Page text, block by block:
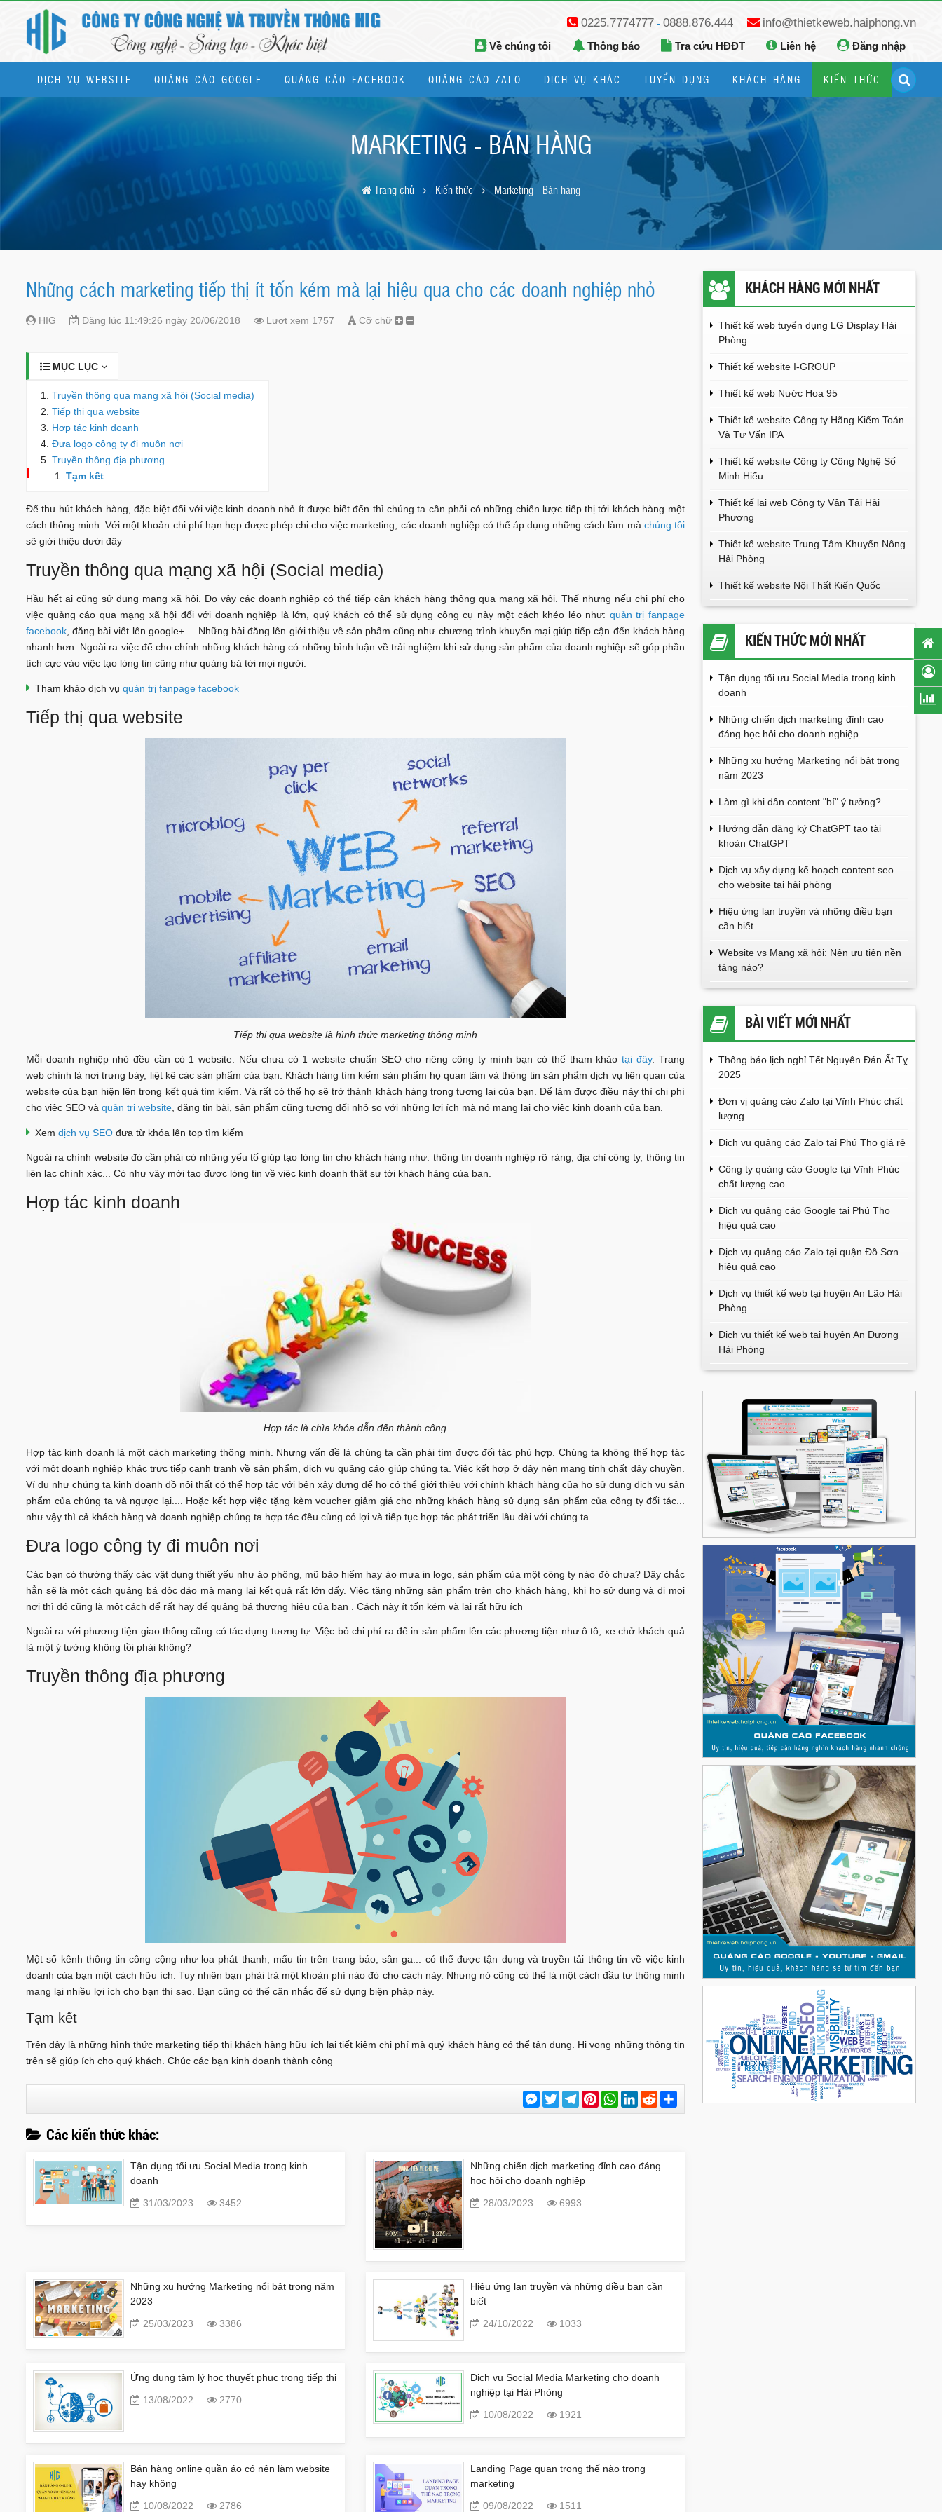
0225.7774777 - 0888.876.444 info@thietkeweb.haiphong.vn
Về chúng tôi Thông báo Tra cứu HĐĐT Liên hệ Đăng nhập
DỊCH VỤ WEBSITE QUẢNG CÁO GOOGLE QUẢNG CÁO FACEBOOK QUẢNG CÁO ZALO DỊCH VỤ KHÁC TUYỂN DỤNG KHÁCH HÀNG KIẾN THỨC
MARKETING - BÁN HÀNG
Trang chủ Kiến thức Marketing - Bán hàng
Những cách marketing tiếp thị ít tốn kém mà lại hiệu qua cho các doanh nghiệp nhỏ
HIG Đăng lúc 11:49:26 ngày 20/06/2018 Lượt xem 1757 Cỡ chữ
MỤC LỤC
Truyền thông qua mạng xã hội (Social media)
Tiếp thị qua website
Hợp tác kinh doanh
Đưa logo công ty đi muôn nơi
Truyền thông địa phương
Tạm kết
Để thu hút khách hàng, đặc biệt đối với việc kinh doanh nhỏ ít được biết đến thì chúng ta cần phải có những chiến lược tiếp thị tới khách hàng một
cách thông minh. Với một khoản chi phí hạn hẹp được phép chi cho việc marketing, các doanh nghiệp có thể áp dụng những cách làm mà chúng tôi
sẽ giới thiệu dưới đây
Truyền thông qua mạng xã hội (Social media)
Hầu hết ai cũng sử dụng mạng xã hội. Do vậy các doanh nghiệp có thể tiếp cận khách hàng thông qua mạng xã hội. Thế nhưng nếu chi phí cho
việc quảng cáo qua mạng xã hội đối với doanh nghiệp là lớn, quý khách có thể sử dụng công cụ này một cách khéo léo như: quản trị fanpage
facebook , đăng bài viết lên google+ ... Những bài đăng lên giới thiệu về sản phẩm cũng như chương trình khuyến mại giúp tiếp cận đến khách hàng
nhanh hơn. Ngoài ra việc để cho chính những khách hàng có những bình luận về trải nghiệm khi sử dụng sản phẩm của doanh nghiệp sẽ góp phần
tích cực vào việc tạo lòng tin cũng như quảng bá tới mọi người.
Tham khảo dịch vụ quản trị fanpage facebook
Tiếp thị qua website
Tiếp thị qua website là hình thức marketing thông minh
Mỗi doanh nghiệp nhỏ đều cần có 1 website. Nếu chưa có 1 website chuẩn SEO cho riêng công ty mình bạn có thể tham khảotại đây. Trang
web chính là nơi trưng bày, liệt kê các sản phẩm của bạn. Khách hàng tìm kiếm sản phẩm họ quan tâm và thông tin sản phẩm dịch vụ liên quan của
website của bạn hiện lên trong kết quả tìm kiếm. Và rất có thể họ sẽ trở thành khách hàng trong tương lai của bạn. Để làm được điều này thì chi phí
cho việc SEO và quản trị website , đăng tin bài, sản phẩm cũng tương đối nhỏ so với những lợi ích mà nó mang lại cho việc kinh doanh của bạn.
Xem dịch vụ SEO đưa từ khóa lên top tìm kiếm
Ngoài ra chính website đó cần phải có những yếu tố giúp tạo lòng tin cho khách hàng như: thông tin doanh nghiệp rõ ràng, địa chỉ công ty, thông tin
liên lạc chính xác... Có như vậy mới tạo được lòng tin về việc kinh doanh thật sự tới khách hàng của bạn.
Hợp tác kinh doanh
Hợp tác là chìa khóa dẫn đến thành công
Hợp tác kinh doanh là một cách marketing thông minh. Nhưng vấn đề là chúng ta cần phải tìm được đối tác phù hợp. Chúng ta không thể hợp tác
với một doanh nghiệp khác trực tiếp cạnh tranh về sản phẩm, dịch vụ quảng cáo giúp chúng ta. Việc kết hợp ở đây nên mang tính chất dây chuyền.
Ví dụ như chúng ta kinh doanh đồ nội thất có thể hợp tác với bên xây dựng để họ có thể giới thiệu với chính khách hàng của họ sử dụng dịch vụ sản
phẩm của chúng ta và ngược lại.... Hoặc kết hợp việc tặng kèm voucher giảm giá cho những khách hàng sử dụng sản phẩm của công ty đối tác...
như vậy thì cả khách hàng và doanh nghiệp chúng ta hợp tác đều cùng có lợi và tiếp tục hợp tác phát triển lâu dài với chúng ta.
Đưa logo công ty đi muôn nơi
Các bạn có thường thấy các vật dụng thiết yếu như áo phông, mũ bảo hiểm hay áo mưa in logo, sản phẩm của một công ty nào đó chưa? Đây chắc
hẳn sẽ là một cách quảng bá độc đáo mà mang lại kết quả rất lớn đấy. Việc tặng những sản phẩm trên cho khách hàng, khi họ sử dụng và đi mọi
nơi thì đó cũng là một cách để rất hay để quảng bá thương hiệu của bạn . Cách này ít tốn kém và lại rất hữu ích
Ngoài ra với phương tiện giao thông cũng có tác dụng tương tự. Việc bỏ chi phí ra để in sản phẩm lên các phương tiện như ô tô, xe chở khách quả
là một ý tưởng không tồi phải không?
Truyền thông địa phương
Một số kênh thông tin công cộng như loa phát thanh, mẩu tin trên trang báo, sân ga... có thể được tận dụng và truyền tải thông tin về việc kinh
doanh của bạn một cách hữu ích. Tuy nhiên bạn phải trả một khoản phí nào đó cho cách này. Nhưng nó cũng có thể là một cách đầu tư thông minh
mang lại nhiều lợi ích cho bạn thì sao. Bạn cũng có thể cân nhắc đế sử dụng biện pháp này.
Tạm kết
Trên đây là những hình thức marketing tiếp thị khách hàng hữu ích lại tiết kiệm chi phí mà quý khách hàng có thể tận dụng. Hi vọng những thông tin
trên sẽ giúp ích cho quý khách. Chúc các bạn kinh doanh thành công
Messenger
TwitterTelegramPinterestWhatsApp
LinkedInReddit
sẻ
Các kiến thức khác:
Tận dụng tối ưu Social Media trong kinh
doanh
31/03/2023
3452
Những chiến dịch marketing đỉnh cao đáng
học hỏi cho doanh nghiệp
28/03/2023
6993
Những xu hướng Marketing nổi bật trong năm
2023
25/03/2023
3386
Hiệu ứng lan truyền và những điều bạn cần
biết
24/10/2022
1033
Ứng dụng tâm lý học thuyết phục trong tiếp thị
13/08/2022
2770
Dịch vụ Social Media Marketing cho doanh
nghiệp tại Hải Phòng
10/08/2022
1921
Bán hàng online quần áo có nên làm website
hay không
10/08/2022
2786
Landing Page quan trọng thế nào trong
marketing
09/08/2022
1511
KHÁCH HÀNG MỚI NHẤT
Thiết kế web tuyển dụng LG Display Hải
Phòng
Thiết kế website I-GROUP
Thiết kế web Nước Hoa 95
Thiết kế website Công ty Hãng Kiểm Toán
Và Tư Vấn IPA
Thiết kế website Công ty Công Nghệ Số
Minh Hiếu
Thiết kế lại web Công ty Vận Tải Hải
Phương
Thiết kế website Trung Tâm Khuyến Nông
Hải Phòng
Thiết kế website Nội Thất Kiến Quốc
KIẾN THỨC MỚI NHẤT
Tận dụng tối ưu Social Media trong kinh
doanh
Những chiến dịch marketing đỉnh cao
đáng học hỏi cho doanh nghiệp
Những xu hướng Marketing nổi bật trong
năm 2023
Làm gì khi dân content "bí" ý tưởng?
Hướng dẫn đăng ký ChatGPT tạo tài
khoản ChatGPT
Dịch vụ xây dựng kế hoạch content seo
cho website tại hải phòng
Hiệu ứng lan truyền và những điều bạn
cần biết
Website vs Mạng xã hội: Nên ưu tiên nền
tảng nào?
BÀI VIẾT MỚI NHẤT
Thông báo lịch nghỉ Tết Nguyên Đán Ất Tỵ
2025
Đơn vị quảng cáo Zalo tại Vĩnh Phúc chất
lượng
Dịch vụ quảng cáo Zalo tại Phú Thọ giá rẻ
Công ty quảng cáo Google tại Vĩnh Phúc
chất lượng cao
Dịch vụ quảng cáo Google tại Phú Thọ
hiệu quả cao
Dịch vụ quảng cáo Zalo tại quận Đồ Sơn
hiệu quả cao
Dịch vụ thiết kế web tại huyện An Lão Hải
Phòng
Dịch vụ thiết kế web tại huyện An Dương
Hải Phòng